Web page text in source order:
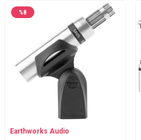
%8
Earthworks Audio